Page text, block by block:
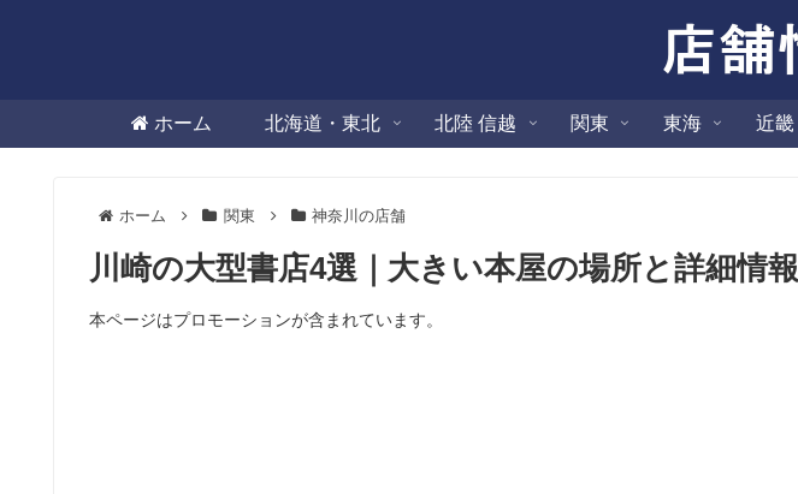
ホーム 北海道・東北 北陸 信越 関東 東海 近畿
ホーム 関東 神奈川の店舗
川崎の大型書店4選｜大きい本屋の場所と詳細情報
本ページはプロモーションが含まれています。